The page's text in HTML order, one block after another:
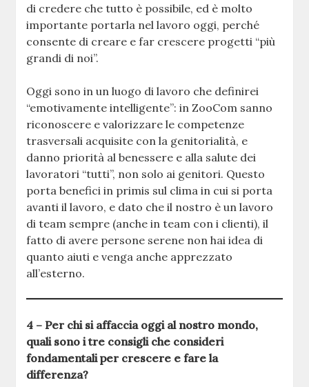
di credere che tutto è possibile, ed è molto
importante portarla nel lavoro oggi, perché
consente di creare e far crescere progetti “più
grandi di noi”.
Oggi sono in un luogo di lavoro che definirei
“emotivamente intelligente”: in ZooCom sanno
riconoscere e valorizzare le competenze
trasversali acquisite con la genitorialità, e
danno priorità al benessere e alla salute dei
lavoratori “tutti”, non solo ai genitori. Questo
porta benefici in primis sul clima in cui si porta
avanti il lavoro, e dato che il nostro è un lavoro
di team sempre (anche in team con i clienti), il
fatto di avere persone serene non hai idea di
quanto aiuti e venga anche apprezzato
all’esterno.
4 – Per chi si affaccia oggi al nostro mondo,
quali sono i tre consigli che consideri
fondamentali per crescere e fare la
differenza?